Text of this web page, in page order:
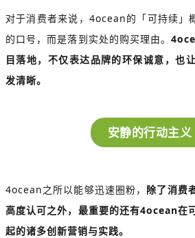
对于消费者来说，4ocean的「可持续」
的口号，而是落到实处的购买理由。
目落地，不仅表达品牌的环保诚意，也
发清晰。
安静的行动主义
4ocean之所以能够迅速圈粉， 除了消费
高度认可之外，最重要的还有4ocean在
起的诸多创新营销与实践。